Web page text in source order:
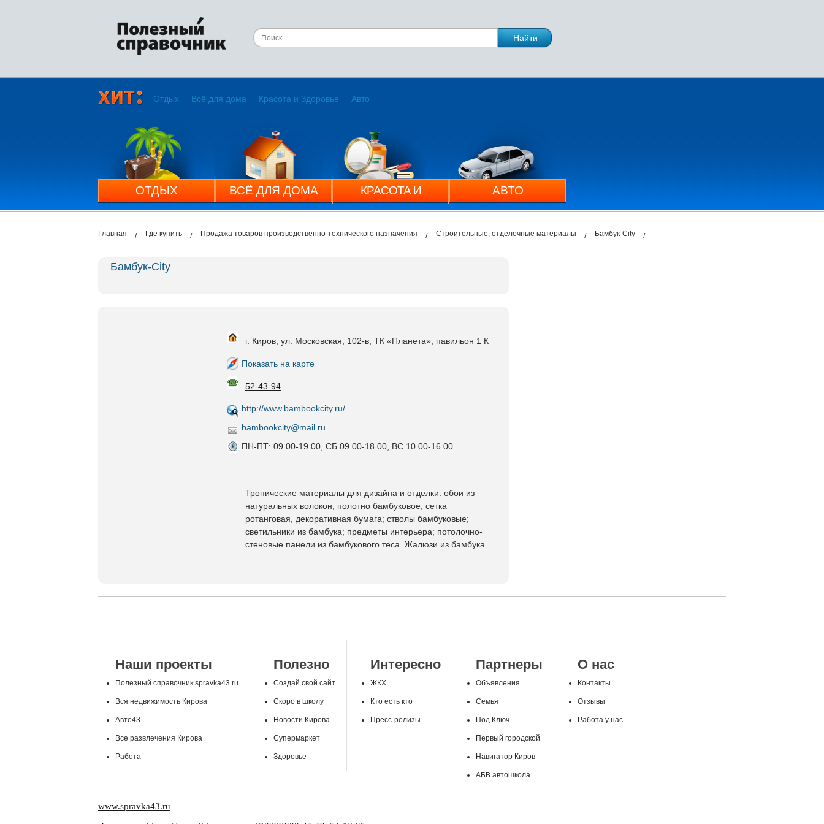
Отдых Всё для дома Красота и Здоровье Авто
ОТДЫХ ВСЁ ДЛЯ ДОМА
КРАСОТА И
ЗДОРОВЬЕ
АВТО
Главная Где купить Продажа товаров производственно-технического назначения Строительные, отделочные материалы Бамбук-City
Бамбук-City
г. Киров, ул. Московская, 102-в, ТК «Планета», павильон 1 К
Показать на карте
52-43-94
http://www.bambookcity.ru/
bambookcity@mail.ru
ПН-ПТ: 09.00-19.00, СБ 09.00-18.00, ВС 10.00-16.00
Тропические материалы для дизайна и отделки: обои из
натуральных волокон; полотно бамбуковое, сетка
ротанговая, декоративная бумага; стволы бамбуковые;
светильники из бамбука; предметы интерьера; потолочно-
стеновые панели из бамбукового теса. Жалюзи из бамбука.
Наши проекты
Полезный справочник spravka43.ru
Вся недвижимость Кирова
Авто43
Все развлечения Кирова
Работа
Полезно
Создай свой сайт
Скоро в школу
Новости Кирова
Супермаркет
Здоровье
Интересно
ЖКХ
Кто есть кто
Пресс-релизы
Партнеры
Объявления
Семья
Под Ключ
Первый городской
Навигатор Киров
АБВ автошкола
О нас
Контакты
Отзывы
Работа у нас
www.spravka43.ru